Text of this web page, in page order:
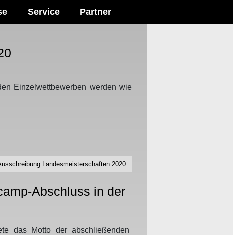
Service Partner
Einzelwettbewerben werden wie
Landesmeisterschaften 2020
Abschluss in der
das Motto der abschließenden